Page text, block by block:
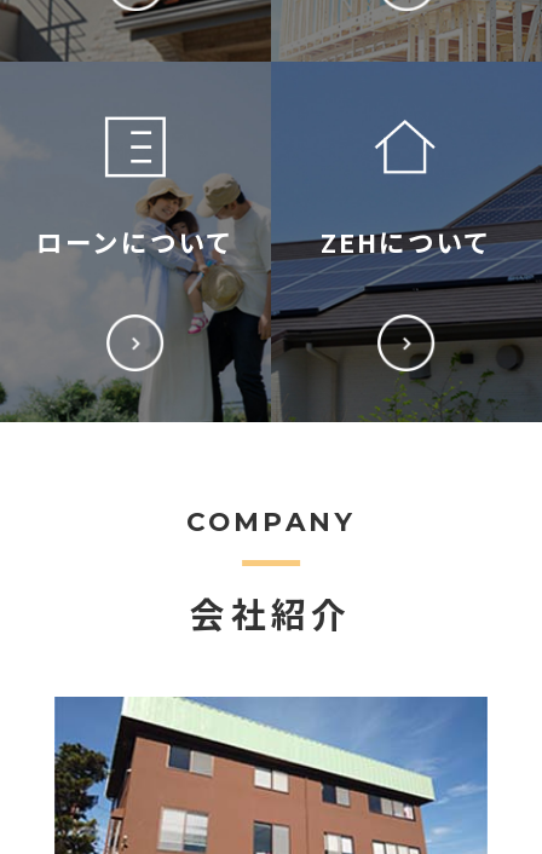
ローンについて ZEHについて
COMPANY
会社紹介